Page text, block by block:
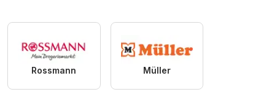
Rossmann Müller